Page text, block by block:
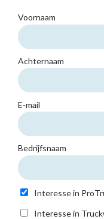
Voornaam
Achternaam
E-mail
Bedrijfsnaam
Interesse in
Interesse in